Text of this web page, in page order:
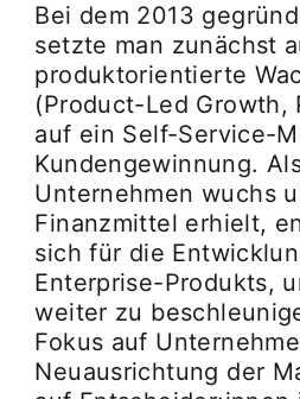
Bei dem 2013
setzte man zunächst
produktorientierte
(Product-Led Growth,
auf ein Self-Service-
Kundengewinnung.
Unternehmen wuchs
Finanzmittel erhielt,
sich für die
Enterprise-Produkts,
weiter zu
Fokus auf
Neuausrichtung der